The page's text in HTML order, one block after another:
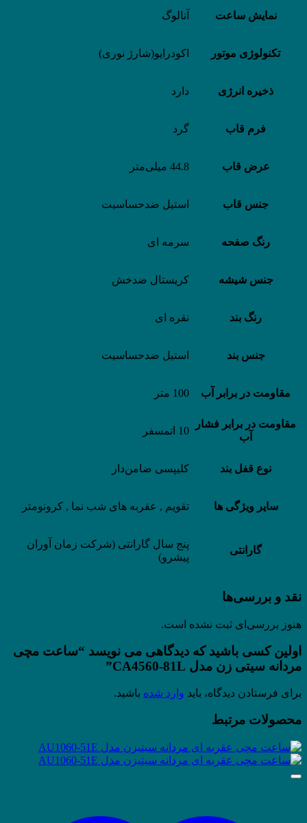
نمایش ساعت آنالوگ
تکنولوژی موتور اکودرایو(شارژ نوری)
ذخیره انرژی دارد
فرم قاب گرد
عرض قاب 44.8 میلی‌متر
جنس قاب استیل ضدحساسیت
رنگ صفحه سرمه ای
جنس شیشه کریستال ضدخش
رنگ بند نقره ای
جنس بند استیل ضدحساسیت
مقاومت در برابر آب 100 متر
مقاومت در برابر فشار
آب
10 اتمسفر
نوع قفل بند کلیپسی ضامن‌دار
سایر ویژگی ها تقویم , عقربه های شب نما , کرونومتر
گارانتی
پنج سال گارانتی (شرکت زمان آوران
پیشرو)
نقد و بررسی‌ها
هنوز بررسی‌ای ثبت نشده است.
اولین کسی باشید که دیدگاهی می نویسد “ساعت مچی
مردانه سیتی زن مدل CA4560-81L”
برای فرستادن دیدگاه، باید وارد شده باشید.
محصولات مرتبط